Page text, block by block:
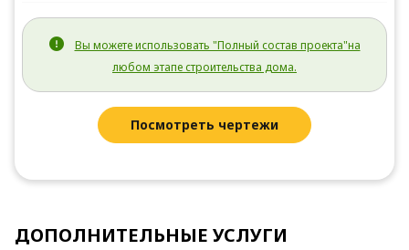
Вы можете использовать "Полный состав проекта"на
любом этапе строительства дома.
Посмотреть чертежи
ДОПОЛНИТЕЛЬНЫЕ УСЛУГИ